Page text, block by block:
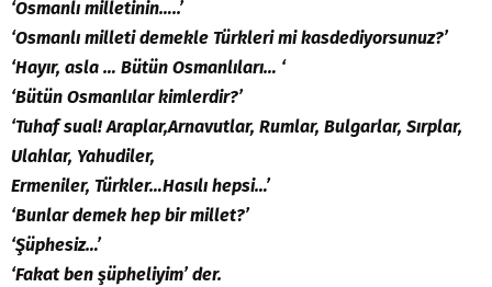
‘Osmanlı milletinin…..’
‘Osmanlı milleti demekle Türkleri mi kasdediyorsunuz?’
‘Hayır, asla … Bütün Osmanlıları… ‘
‘Bütün Osmanlılar kimlerdir?’
‘Tuhaf sual! Araplar,Arnavutlar, Rumlar, Bulgarlar, Sırplar,
Ulahlar, Yahudiler,
Ermeniler, Türkler…Hasılı hepsi…’
‘Bunlar demek hep bir millet?’
‘Şüphesiz…’
‘Fakat ben şüpheliyim’ der.